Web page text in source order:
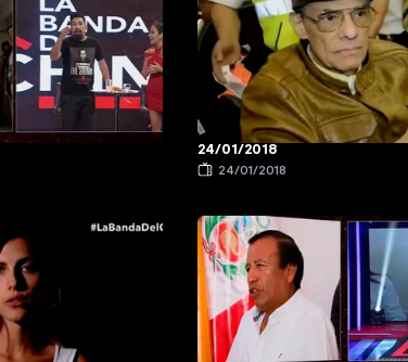
24/01/2018
24/01/2018